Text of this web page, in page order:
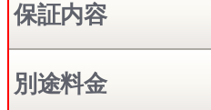
保証内容
別途料金